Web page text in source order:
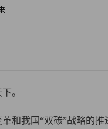
。
和我国“双碳”战略的推